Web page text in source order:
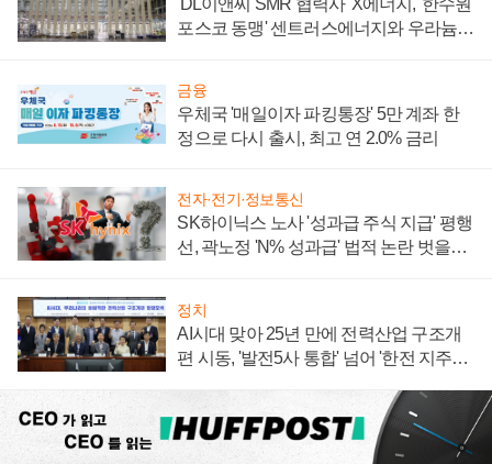
포스코 동맹' 센트러스에너지와 우라늄
금융
우체국 '매일이자 파킹통장' 5만 계좌 한
정으로 다시 출시, 최고 연 2.0% 금리
전자·전기·정보통신
SK하이닉스 노사 '성과급 주식 지급' 평행
선, 곽노정 'N% 성과급' 법적 논란 벗을지
정치
AI시대 맞아 25년 만에 전력산업 구조개
편 시동, '발전5사 통합' 넘어 '한전 지주사'